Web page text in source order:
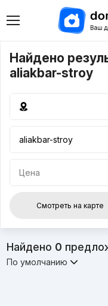
Найдено
aliakbar-stroy
Цена
Смотреть на карте
Найдено 0
По умолчанию